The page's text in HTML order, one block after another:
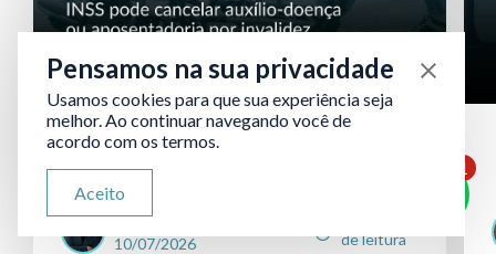
INSS pode cancelar auxílio-
doença ou aposenta...
William Cesar
10/07/2026
de leitura
1
Pensamos na sua privacidade
Usamos cookies para que sua experiência seja
melhor. Ao continuar navegando você de
acordo com os termos.
Aceito